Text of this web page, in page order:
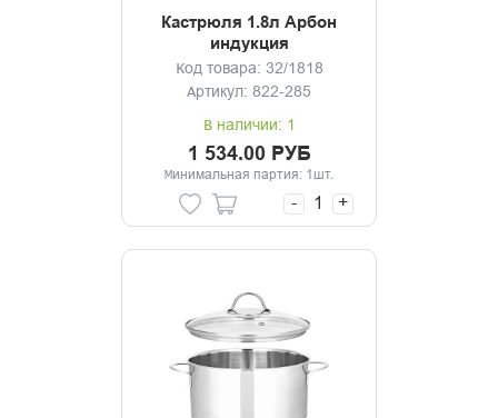
Кастрюля 1.8л Арбон
индукция
Код товара: 32/1818
Артикул: 822-285
В наличии: 1
1 534.00 РУБ
Минимальная партия: 1шт.
- +